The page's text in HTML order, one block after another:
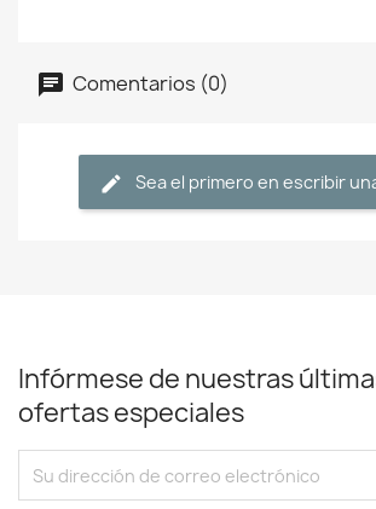
Comentarios (0)
Sea el primero en escribir
Infórmese de nuestras
ofertas especiales